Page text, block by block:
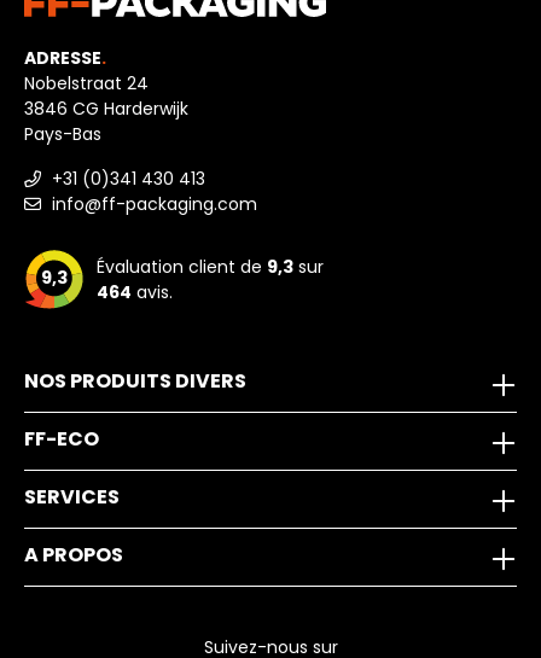
ADRESSE.
Nobelstraat 24
3846 CG Harderwijk
Pays-Bas
+31 (0)341 430 413
info@ff-packaging.com
9,3 Évaluation client de 9,3 sur
464 avis.
NOS PRODUITS DIVERS
FF-ECO
SERVICES
A PROPOS
Suivez-nous sur